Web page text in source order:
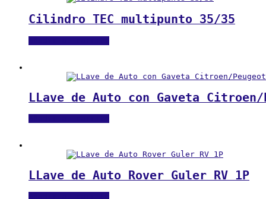
Cilindro TEC multipunto 35/35
LLave de Auto con Gaveta Citroen/
LLave de Auto Rover Guler RV 1P